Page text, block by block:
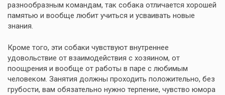
разнообразным командам, так собака отличается хорошей
памятью и вообще любит учиться и усваивать новые
знания.
Кроме того, эти собаки чувствуют внутреннее
удовольствие от взаимодействия с хозяином, от
поощрения и вообще от работы в паре с любимым
человеком. Занятия должны проходить положительно, без
грубости, вам обязательно нужно терпение, чувство юмора